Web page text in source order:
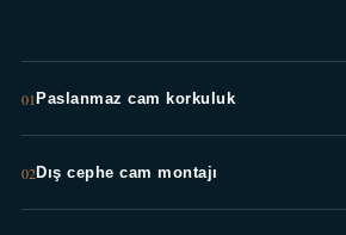
01Paslanmaz cam korkuluk
02Dış cephe cam montajı